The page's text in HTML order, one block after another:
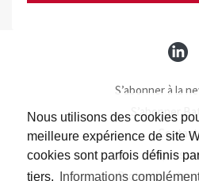
Nous utilisons des cookies
meilleure expérience de site
cookies sont parfois définis
tiers.
Informations
S’abonner à la
S’abonner
Contact
Protection des